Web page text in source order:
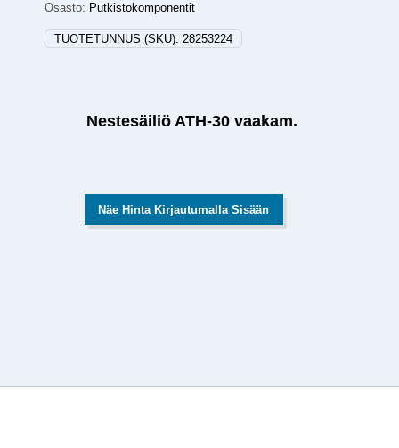
Osasto: Putkistokomponentit
TUOTETUNNUS (SKU): 28253224
Nestesäiliö ATH-30 vaakam.
Näe Hinta Kirjautumalla Sisään